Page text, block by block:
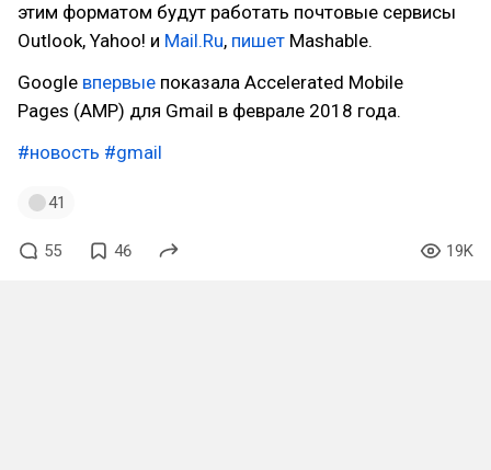
этим форматом будут работать почтовые сервисы
Outlook, Yahoo! и Mail.Ru, пишет Mashable.
Google впервые показала Accelerated Mobile
Pages (AMP) для Gmail в феврале 2018 года.
#новость #gmail
41
55 46 19K